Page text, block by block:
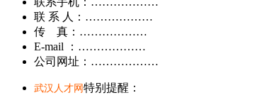
联 系 人：………………
传 真：………………
E-mail ：………………
公司网址：………………
武汉人才网 特别提醒：